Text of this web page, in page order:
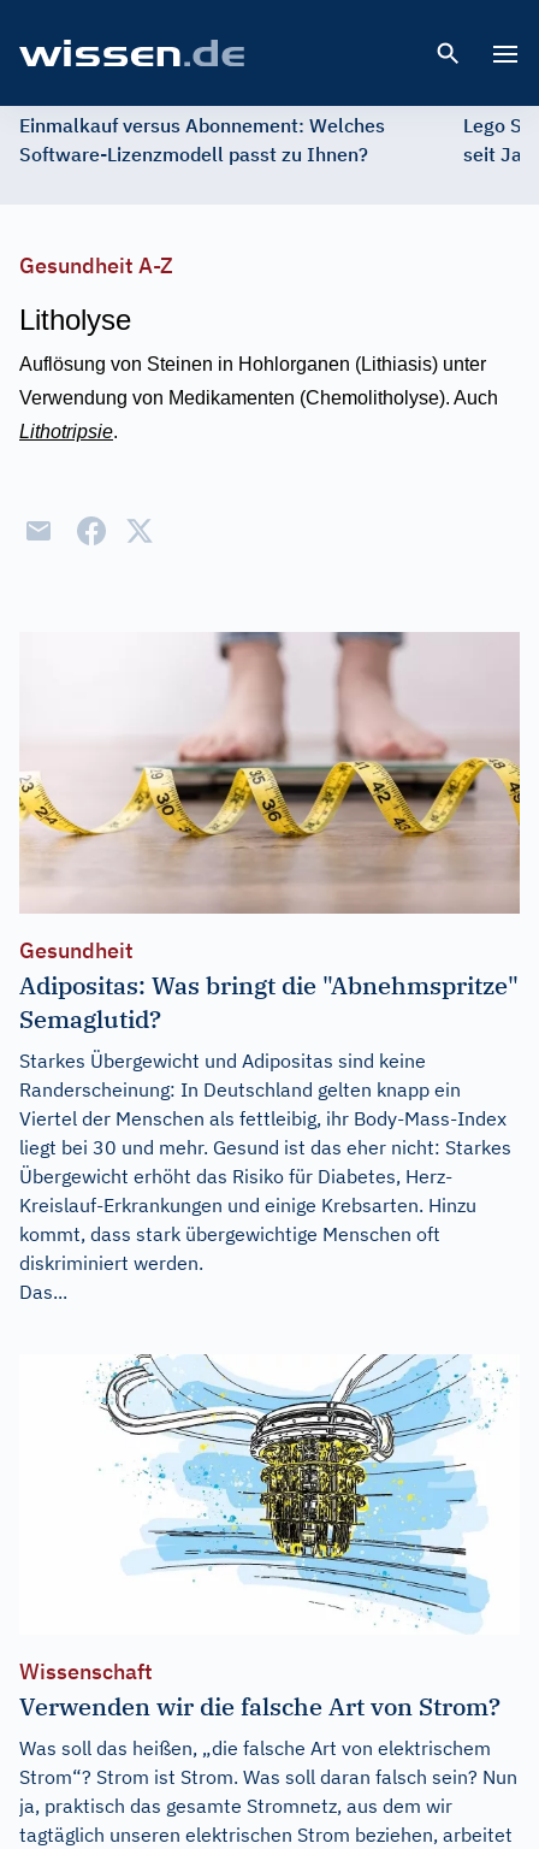
Einmalkauf versus Abonnement: Welches
Software-Lizenzmodell passt zu Ihnen?
Lego
seit
Gesundheit A-Z
Litholyse
Auflösung von Steinen in Hohlorganen (Lithiasis) unter
Verwendung von Medikamenten (Chemolitholyse). Auch
Lithotripsie.
Gesundheit
Adipositas: Was bringt die "Abnehmspritze"
Semaglutid?
Starkes Übergewicht und Adipositas sind keine
Randerscheinung: In Deutschland gelten knapp ein
Viertel der Menschen als fettleibig, ihr Body-Mass-Index
liegt bei 30 und mehr. Gesund ist das eher nicht: Starkes
Übergewicht erhöht das Risiko für Diabetes, Herz-
Kreislauf-Erkrankungen und einige Krebsarten. Hinzu
kommt, dass stark übergewichtige Menschen oft
diskriminiert werden.
Das...
Wissenschaft
Verwenden wir die falsche Art von Strom?
Was soll das heißen, „die falsche Art von elektrischem
Strom“? Strom ist Strom. Was soll daran falsch sein? Nun
ja, praktisch das gesamte Stromnetz, aus dem wir
tagtäglich unseren elektrischen Strom beziehen, arbeitet